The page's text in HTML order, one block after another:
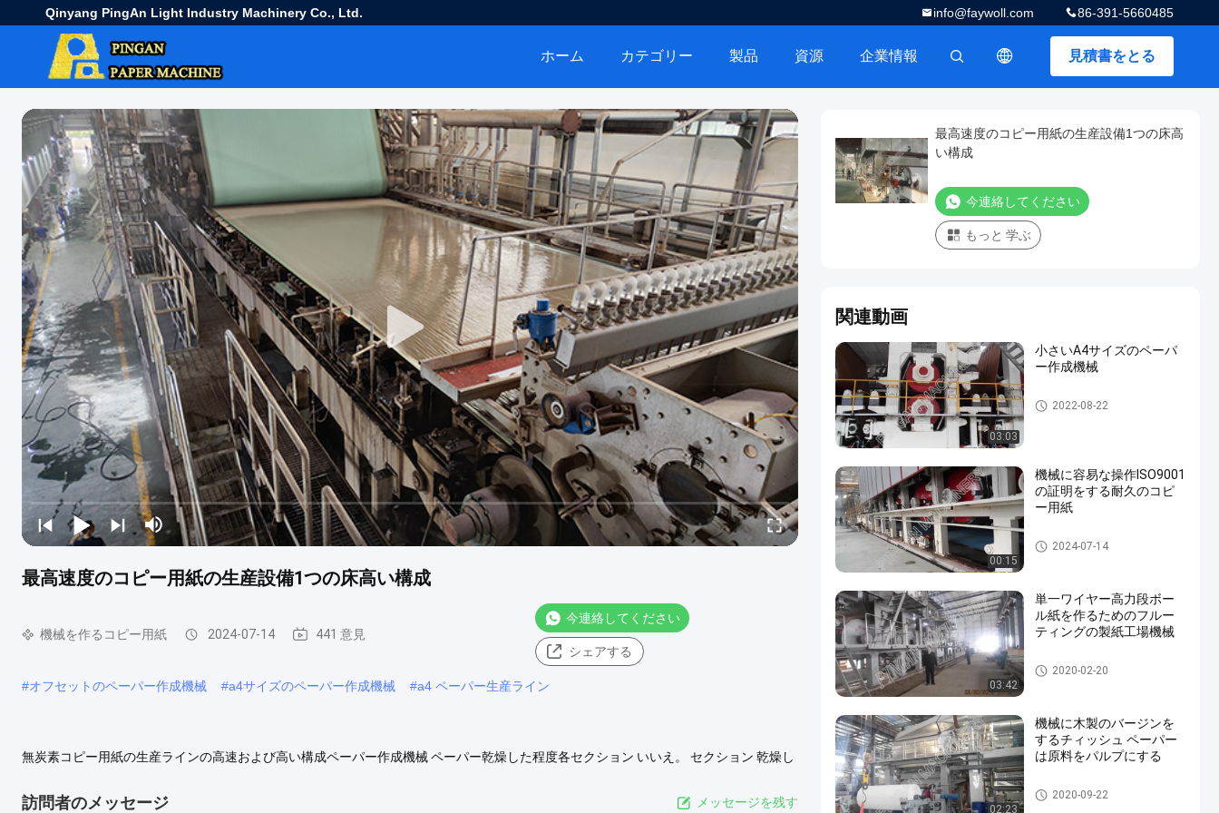
Qinyang PingAn Light Industry Machinery Co., Ltd. 86-391-5660485
info@faywoll.com
見積書をとる
ホーム カテゴリー 製品 資源 企業情報
最高速度のコピー用紙の生産設備1つの床高い構成
機械を作るコピー用紙 2024-07-14 441 意見
今連絡してください
シェアする
#オフセットのペーパー作成機械 #a4サイズのペーパー作成機械 #a4 ペーパー生産ライン
無炭素コピー用紙の生産ラインの高速および高い構成ペーパー作成機械 ペーパー乾燥した程度各セクション いいえ。 セクション 乾燥し
コピー用紙の生産ラインは私達の顧客の条件に従って特に設計されています。それは中国の有名な製造業者で作られるエア ...
もっと見
訪問者のメッセージ メッセージを残す
最高速度のコピー用紙の生産設備1つの床高
い構成
今連絡してください
もっと 学ぶ
関連動画
03:03
小さいA4サイズのペーパ
ー作成機械
機械を作るコピー用紙
2022-08-22
00:15
機械に容易な操作ISO9001
の証明をする耐久のコピ
ー用紙
機械を作るコピー用紙
2024-07-14
03:42
単一ワイヤー高力段ボー
ル紙を作るためのフルー
ティングの製紙工場機械
フルーティングのペーパー マ
シン
2020-02-20
02:23
機械に木製のバージンを
するチィッシュ ペーパー
は原料をパルプにする
機械を作るチィッシュ ペーパ
ー
2020-09-22